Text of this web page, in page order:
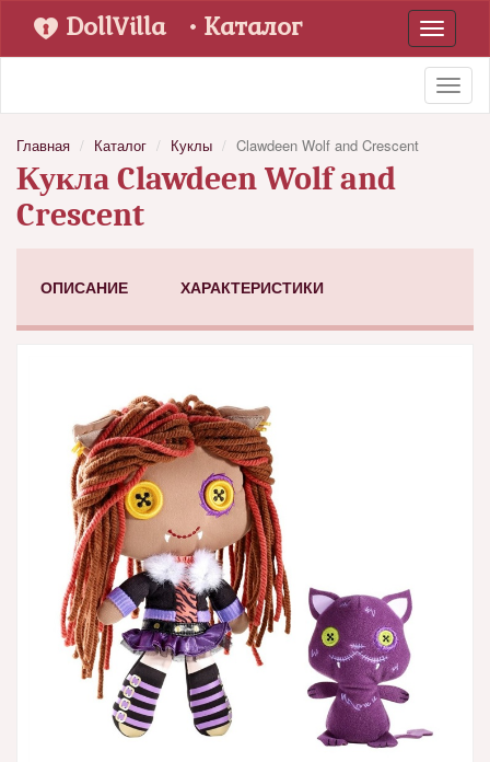
Toggle
DollVilla • Каталог
Главная Каталог Куклы Clawdeen Wolf and Crescent
Кукла Clawdeen Wolf and
Crescent
ОПИСАНИЕ ХАРАКТЕРИСТИКИ